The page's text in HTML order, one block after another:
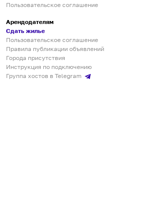
Пользовательское соглашение
Арендодателям
Сдать жилье
Пользовательское соглашение
Правила публикации объявлений
Города присутствия
Инструкция по подключению
Группа хостов в Telegram